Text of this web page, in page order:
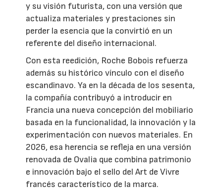
y su visión futurista, con una versión que
actualiza materiales y prestaciones sin
perder la esencia que la convirtió en un
referente del diseño internacional.
Con esta reedición, Roche Bobois refuerza
además su histórico vínculo con el diseño
escandinavo. Ya en la década de los sesenta,
la compañía contribuyó a introducir en
Francia una nueva concepción del mobiliario
basada en la funcionalidad, la innovación y la
experimentación con nuevos materiales. En
2026, esa herencia se refleja en una versión
renovada de Ovalia que combina patrimonio
e innovación bajo el sello del Art de Vivre
francés característico de la marca.